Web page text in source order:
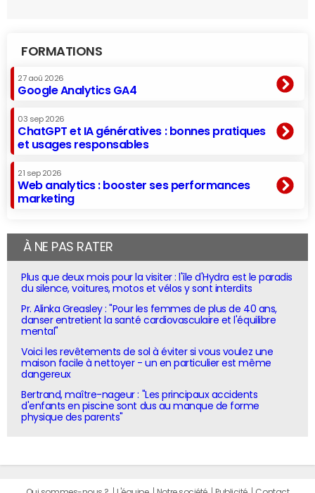
FORMATIONS
27 aoû 2026
Google Analytics GA4
03 sep 2026
ChatGPT et IA génératives : bonnes pratiques
et usages responsables
21 sep 2026
Web analytics : booster ses performances
marketing
À NE PAS RATER
Plus que deux mois pour la visiter : l'île d'Hydra est le paradis
du silence, voitures, motos et vélos y sont interdits
Pr. Alinka Greasley : "Pour les femmes de plus de 40 ans,
danser entretient la santé cardiovasculaire et l'équilibre
mental"
Voici les revêtements de sol à éviter si vous voulez une
maison facile à nettoyer - un en particulier est même
dangereux
Bertrand, maître-nageur : "Les principaux accidents
d'enfants en piscine sont dus au manque de forme
physique des parents"